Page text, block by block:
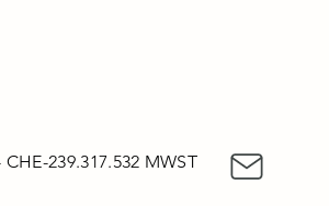
CHE-239.317.532 MWST